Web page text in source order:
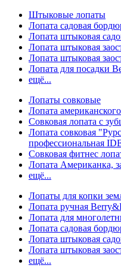
Штыковые лопаты
Лопата садовая
Лопата штыковая
Лопата штыковая
Лопата штыковая
Лопата для посадки
ещё...
Лопаты совковые
Лопата
Совковая лопата с
Лопата совковая
профессиональная
Совковая фитнес
Лопата Американка,
ещё...
Лопаты для копки
Лопата ручная
Лопата для
Лопата садовая
Лопата штыковая
Лопата штыковая
ещё...